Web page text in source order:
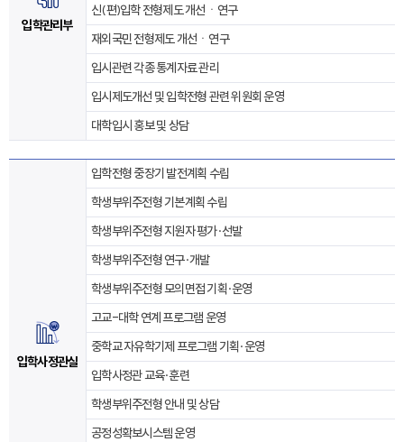
입학관리부
신(편)입학 전형제도 개선ㆍ연구
재외국민 전형제도 개선ㆍ연구
입시관련 각종 통계자료 관리
입시제도개선 및 입학전형 관련 위원회 운영
대학입시 홍보 및 상담
입학사정관실
입학전형 중장기 발전계획 수립
학생부위주전형 기본계획 수립
학생부위주전형 지원자 평가·선발
학생부위주전형 연구·개발
학생부위주전형 모의면접 기획·운영
고교-대학 연계 프로그램 운영
중학교 자유학기제 프로그램 기획·운영
입학사정관 교육·훈련
학생부위주전형 안내 및 상담
공정성확보시스템 운영